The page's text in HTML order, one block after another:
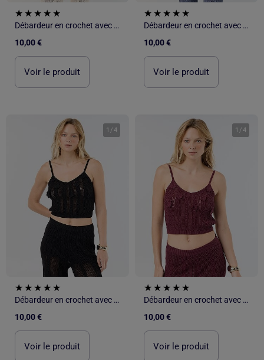
Débardeur en crochet avec fleurs brodées
10,00 €
Voir le produit
Débardeur en crochet avec fleurs brodées
10,00 €
Voir le produit
1 /4
Débardeur en crochet avec fleurs brodées
10,00 €
Voir le produit
1 /4
Débardeur en crochet avec fleurs brodées
10,00 €
Voir le produit